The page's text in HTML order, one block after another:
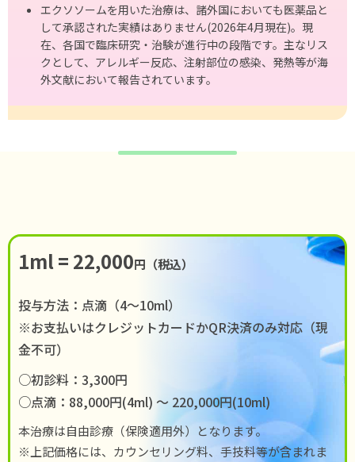
エクソソームを⽤いた治療は、諸外国においても医薬品と
して承認された実績はありません(2026年4⽉現在)。現
在、各国で臨床研究・治験が進⾏中の段階です。主なリス
クとして、アレルギー反応、注射部位の感染、発熱等が海
外⽂献において報告されています。
1ml = 22,000円（税込）
投与方法：点滴（4〜10ml）
※お支払いはクレジットカードかQR決済のみ対応（現
金不可）
○初診料：3,300円
○点滴：88,000円(4ml) 〜 220,000円(10ml)
本治療は自由診療（保険適用外）となります。
※上記価格には、カウンセリング料、手技料等が含まれま